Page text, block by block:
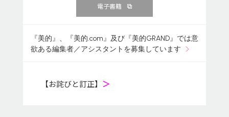
電子書籍
『美的』、『美的.com』及び『美的GRAND』では意
欲ある編集者／アシスタントを募集しています
【お詫びと訂正】 ＞